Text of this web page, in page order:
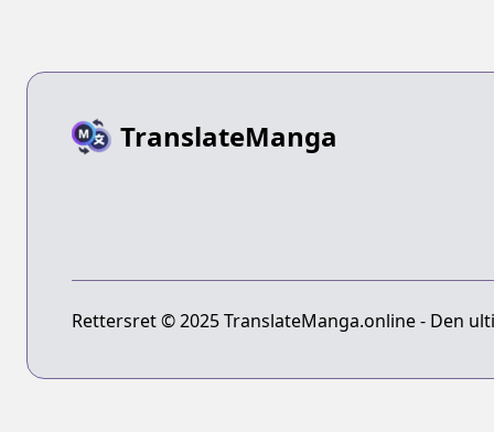
TranslateManga
Rettersret © 2025 TranslateManga.online - Den